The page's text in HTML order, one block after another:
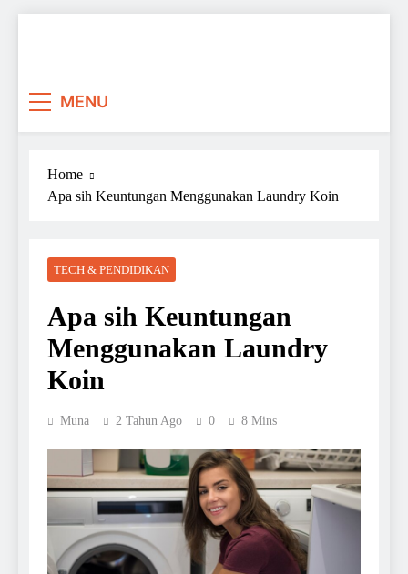
MENU
Home
Apa sih Keuntungan Menggunakan Laundry Koin
TECH & PENDIDIKAN
Apa sih Keuntungan
Menggunakan Laundry
Koin
Muna 2 Tahun Ago 0 8 Mins